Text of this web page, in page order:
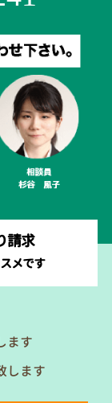
請求
メです
ます
します